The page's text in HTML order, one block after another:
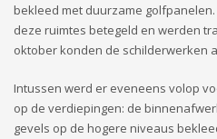
bekleed met duurzame
deze ruimtes betegeld en werden
oktober konden de schilderwerken
Intussen werd er eveneens volop
op de verdiepingen: de
gevels op de hogere niveaus